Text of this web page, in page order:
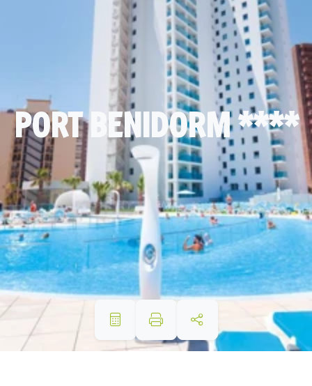
PORT BENIDORM ****